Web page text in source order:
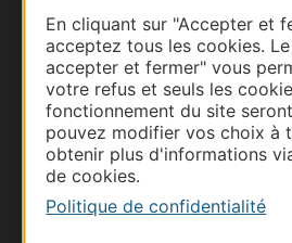
En cliquant sur "Accepter et
acceptez tous les cookies.
accepter et fermer" vous
votre refus et seuls les
fonctionnement du site
pouvez modifier vos choix à
obtenir plus d'informations
de cookies.
Politique de confidentialité
Thermalisme
Business/Mice
Pros d'Occitanie
Site presse et d'influence